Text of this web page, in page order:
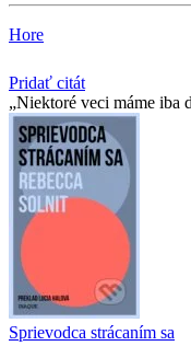
Hore
Pridať citát
Niektoré veci máme iba
Sprievodca strácaním sa